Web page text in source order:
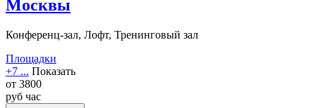
Москвы
Конференц-зал, Лофт, Тренинговый зал
Площадки
+7 ... Показать
от 3800
руб час